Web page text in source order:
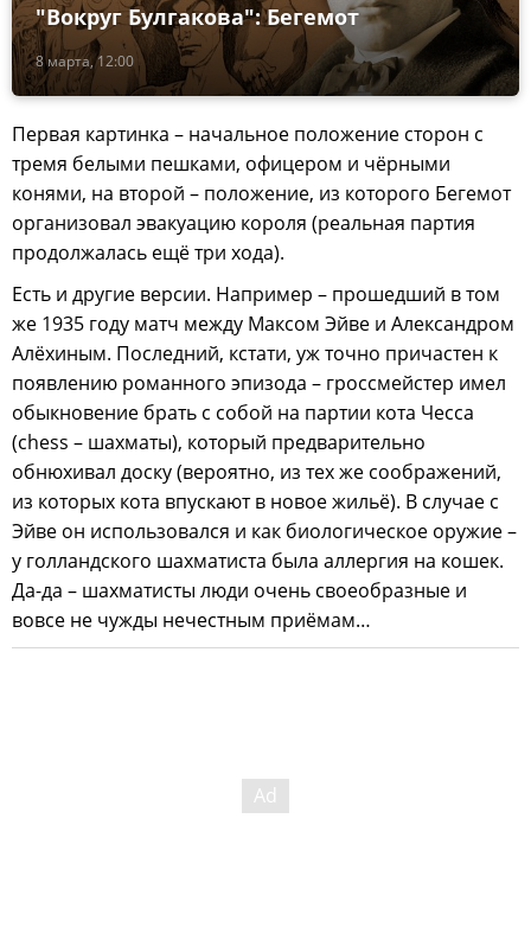
8 марта, 12:00
"Вокруг Булгакова": Бегемот
Первая картинка – начальное положение сторон с
тремя белыми пешками, офицером и чёрными
конями, на второй – положение, из которого Бегемот
организовал эвакуацию короля (реальная партия
продолжалась ещё три хода).
Есть и другие версии. Например – прошедший в том
же 1935 году матч между Максом Эйве и Александром
Алёхиным. Последний, кстати, уж точно причастен к
появлению романного эпизода – гроссмейстер имел
обыкновение брать с собой на партии кота Чесса
(chess – шахматы), который предварительно
обнюхивал доску (вероятно, из тех же соображений,
из которых кота впускают в новое жильё). В случае с
Эйве он использовался и как биологическое оружие –
у голландского шахматиста была аллергия на кошек.
Да-да – шахматисты люди очень своеобразные и
вовсе не чужды нечестным приёмам…